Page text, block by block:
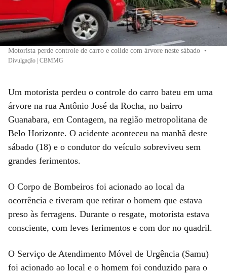
Motorista perde controle de carro e colide com árvore neste sábado •
Divulgação | CBMMG
Um motorista perdeu o controle do carro bateu em uma
árvore na rua Antônio José da Rocha, no bairro
Guanabara, em Contagem, na região metropolitana de
Belo Horizonte. O acidente aconteceu na manhã deste
sábado (18) e o condutor do veículo sobreviveu sem
grandes ferimentos.
O Corpo de Bombeiros foi acionado ao local da
ocorrência e tiveram que retirar o homem que estava
preso às ferragens. Durante o resgate, motorista estava
consciente, com leves ferimentos e com dor no quadril.
O Serviço de Atendimento Móvel de Urgência (Samu)
foi acionado ao local e o homem foi conduzido para o